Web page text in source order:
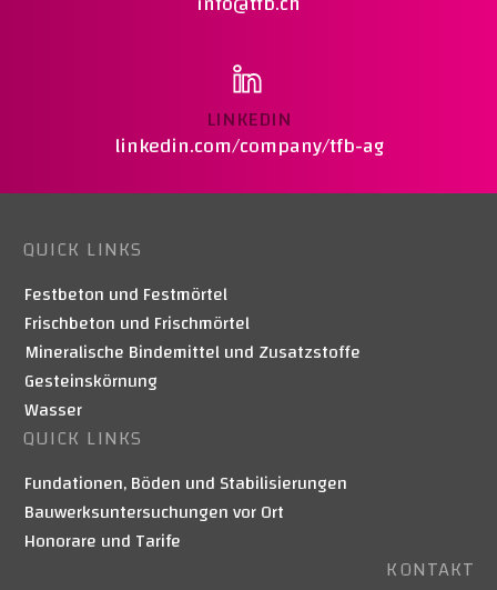
LINKEDIN
linkedin.com/company/tfb-ag
QUICK LINKS
Festbeton und Festmörtel
Frischbeton und Frischmörtel
Mineralische Bindemittel und Zusatzstoffe
Gesteinskörnung
Wasser
QUICK LINKS
Fundationen, Böden und Stabilisierungen
Bauwerksuntersuchungen vor Ort
Honorare und Tarife
KONTAKT